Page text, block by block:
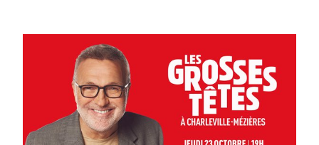
Marchés publics
Signaler un problème sur